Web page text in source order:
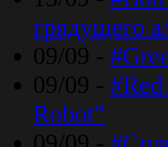
грядущего
09/09 -
09/09 -
Robot”